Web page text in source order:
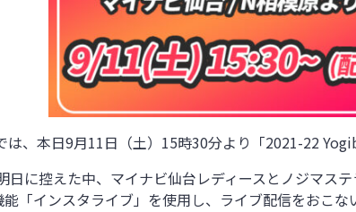
は、本日9月11日（土）15時30分より「2021-22
日に控えた中、マイナビ仙台レディースとノジマス
「インスタライブ」を使用し、ライブ配信をおこな